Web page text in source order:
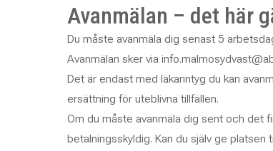
Avanmälan – det här
Du måste avanmäla dig senast 5
Avanmälan sker via
Det är endast med läkarintyg du kan
ersättning för uteblivna tillfällen.
Om du måste avanmäla dig sent och det
betalningsskyldig. Kan du själv ge